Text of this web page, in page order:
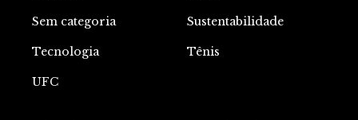
Sem categoria Sustentabilidade
Tecnologia Tênis
UFC